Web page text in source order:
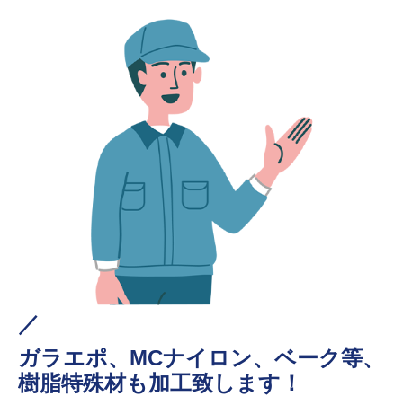
／
ガラエポ、MCナイロン、ベーク等、
樹脂特殊材も加工致します！